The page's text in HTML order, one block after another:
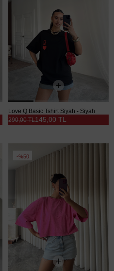
Love Q Basic Tshirt Siyah - Siyah
145,00 TL
290,00 TL
%50